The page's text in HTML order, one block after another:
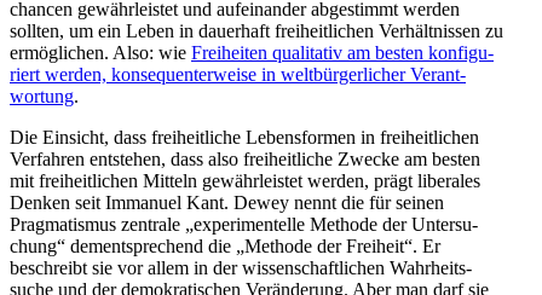
chancen gewähr­leistet und aufein­ander abgestimmt werden
sollten, um ein Leben in dauerhaft freiheit­lichen Verhält­nissen zu
ermög­lichen. Also: wie Freiheiten quali­tativ am besten konfi­gu­
riert werden, konse­quen­ter­weise in weltbür­ger­licher Verant­
wortung.
Die Einsicht, dass freiheit­liche Lebens­formen in freiheit­lichen
Verfahren entstehen, dass also freiheit­liche Zwecke am besten
mit freiheit­lichen Mitteln gewähr­leistet werden, prägt liberales
Denken seit Immanuel Kant. Dewey nennt die für seinen
Pragma­tismus zentrale „experi­men­telle Methode der Unter­su­
chung“ dementspre­chend die „Methode der Freiheit“. Er
beschreibt sie vor allem in der wissen­schaft­lichen Wahrheits­
suche und der demokra­ti­schen Verän­derung. Aber man darf sie